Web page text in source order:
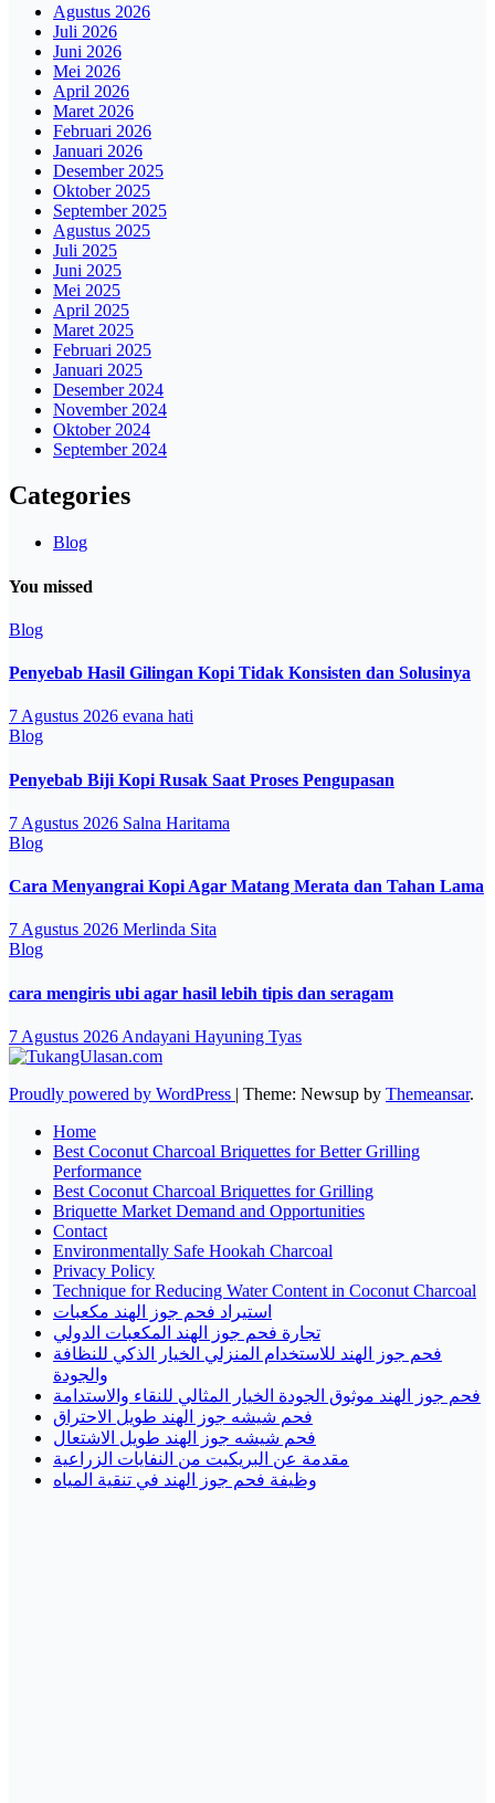
Agustus 2026
Juli 2026
Juni 2026
Mei 2026
April 2026
Maret 2026
Februari 2026
Januari 2026
Desember 2025
Oktober 2025
September 2025
Agustus 2025
Juli 2025
Juni 2025
Mei 2025
April 2025
Maret 2025
Februari 2025
Januari 2025
Desember 2024
November 2024
Oktober 2024
September 2024
Categories
Blog
You missed
Blog
Penyebab Hasil Gilingan Kopi Tidak Konsisten dan Solusinya
7 Agustus 2026 evana hati
Blog
Penyebab Biji Kopi Rusak Saat Proses Pengupasan
7 Agustus 2026 Salna Haritama
Blog
Cara Menyangrai Kopi Agar Matang Merata dan Tahan Lama
7 Agustus 2026 Merlinda Sita
Blog
cara mengiris ubi agar hasil lebih tipis dan seragam
7 Agustus 2026 Andayani Hayuning Tyas
Proudly powered by WordPress | Theme: Newsup by Themeansar.
Home
Best Coconut Charcoal Briquettes for Better Grilling
Performance
Best Coconut Charcoal Briquettes for Grilling
Briquette Market Demand and Opportunities
Contact
Environmentally Safe Hookah Charcoal
Privacy Policy
Technique for Reducing Water Content in Coconut Charcoal
استيراد فحم جوز الهند مكعبات
تجارة فحم جوز الهند المكعبات الدولي
فحم جوز الهند للاستخدام المنزلي الخيار الذكي للنظافة
والجودة
فحم جوز الهند موثوق الجودة الخيار المثالي للنقاء والاستدامة
فحم شيشه جوز الهند طويل الاحتراق
فحم شيشه جوز الهند طويل الاشتعال
مقدمة عن البريكيت من النفايات الزراعية
وظيفة فحم جوز الهند في تنقية المياه